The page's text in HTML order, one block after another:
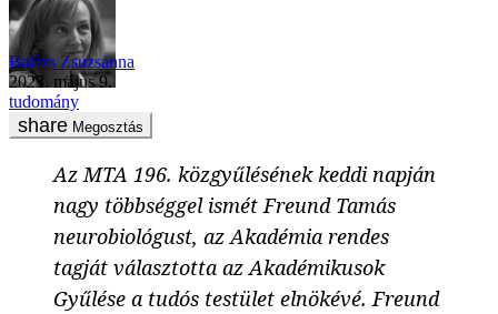
Balázs Zsuzsanna
2023. május 9.
tudomány
Megosztás
Az MTA 196. közgyűlésének keddi napján
nagy többséggel ismét Freund Tamás
neurobiológust, az Akadémia rendes
tagját választotta az Akadémikusok
Gyűlése a tudós testület elnökévé. Freund